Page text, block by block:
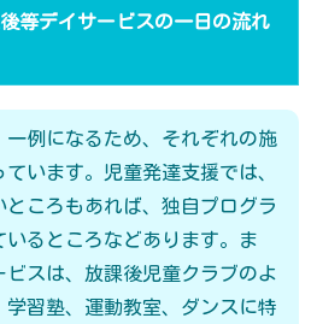
等デイサービスの一日の流れ
例になるため、それぞれの施
います。児童発達支援では、
ころもあれば、独自プログラ
るところなどあります。ま
スは、放課後児童クラブのよ
学習塾、運動教室、ダンスに特